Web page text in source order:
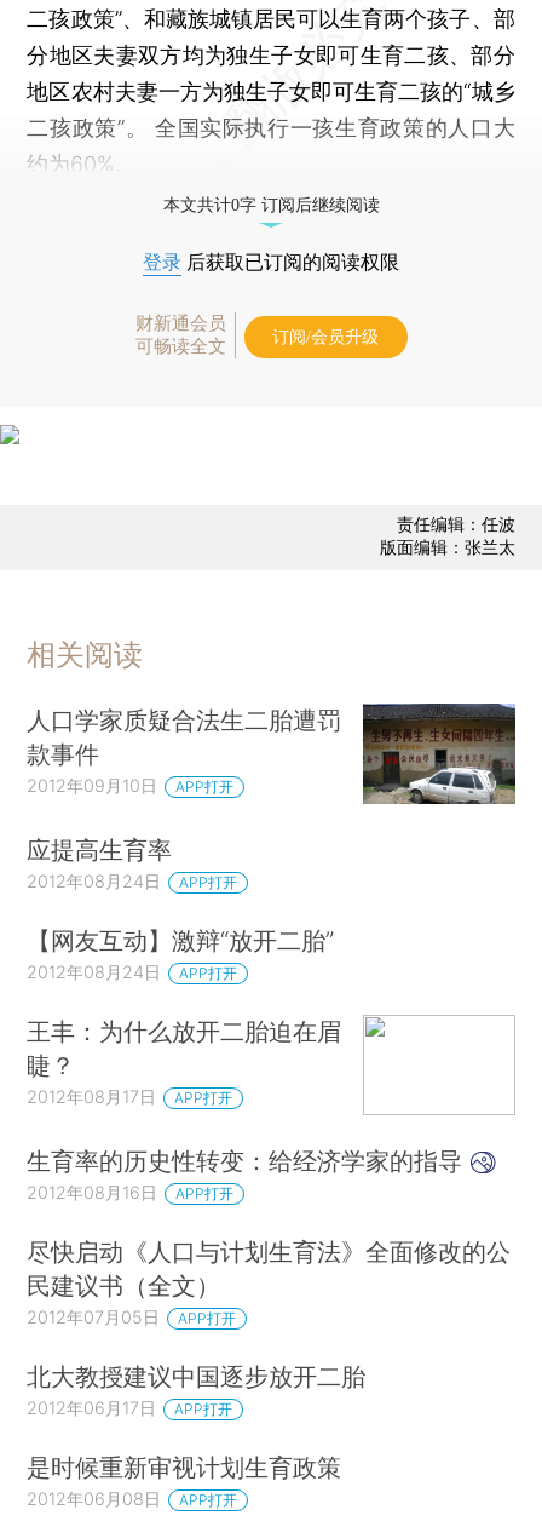
二孩政策”、和藏族城镇居民可以生育两个孩子、部
分地区夫妻双方均为独生子女即可生育二孩、部分
地区农村夫妻一方为独生子女即可生育二孩的“城乡
二孩政策”。 全国实际执行一孩生育政策的人口大
约为60%。
本文共计0字 订阅后继续阅读
登录 后获取已订阅的阅读权限
财新通会员
可畅读全文
订阅/会员升级
责任编辑：任波
版面编辑：张兰太
相关阅读
人口学家质疑合法生二胎遭罚
款事件
2012年09月10日 APP打开
应提高生育率
2012年08月24日 APP打开
【网友互动】激辩“放开二胎”
2012年08月24日 APP打开
王丰：为什么放开二胎迫在眉
睫？
2012年08月17日 APP打开
生育率的历史性转变：给经济学家的指导
2012年08月16日 APP打开
尽快启动《人口与计划生育法》全面修改的公
民建议书（全文）
2012年07月05日 APP打开
北大教授建议中国逐步放开二胎
2012年06月17日 APP打开
是时候重新审视计划生育政策
2012年06月08日 APP打开